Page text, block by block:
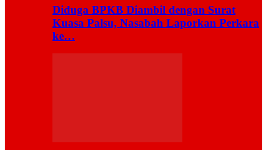
Diduga BPKB Diambil dengan Surat
Kuasa Palsu, Nasabah Laporkan Perkara
ke…